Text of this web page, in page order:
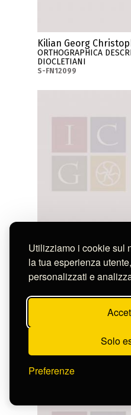
Utilizziamo i cookie sul
la tua esperienza
personalizzati e
Solo
Preferenze
Kilian Georg
ORTHOGRAPHICA
DIOCLETIANI
S-FN12099
Bartolozzi Francesco
ANTONIO VENEZIANO
S-FN121